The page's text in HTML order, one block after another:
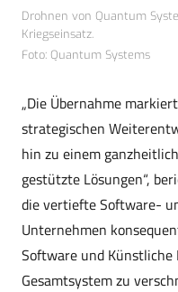
Drohnen von Quantum
Kriegseinsatz.
Foto: Quantum Systems
„Die Übernahme
strategischen
hin zu einem
gestützte Lösungen“,
die vertiefte Software-
Unternehmen
Software und
Gesamtsystem zu